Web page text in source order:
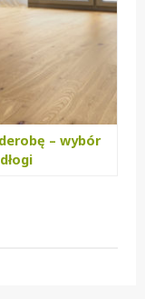
– wybór